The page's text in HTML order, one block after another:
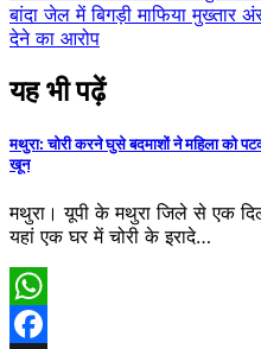
navigation
बांदा जेल में बिगड़ी माफिया मुख्तार
देने का आरोप
यह भी पढ़ें
मथुरा: चोरी करने घुसे बदमाशों ने महिला को
खून
मथुरा। यूपी के मथुरा​ जिले से एक
यहां एक घर में चोरी के इरादे…
WhatsApp